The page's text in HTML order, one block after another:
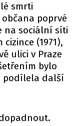
smrti
poprvé
na sociální síti
(1971),
ulici v Praze
bylo
podílela další